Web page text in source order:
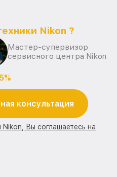
Nikon ?
Мастер-супервизор
сервисного центра Nikon
консультация
Nikon, Вы соглашаетесь на